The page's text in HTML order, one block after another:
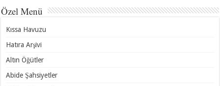
Özel Menü
Kıssa Havuzu
Hatıra Arşivi
Altın Öğütler
Abide Şahsiyetler